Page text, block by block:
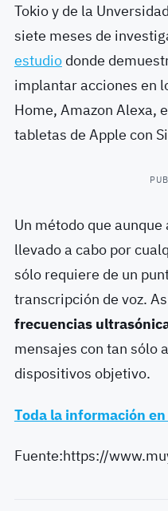
Tokio y de la
siete meses de
estudiodonde
implantar acciones en
Home, Amazon Alexa,
tabletas de Apple con
Un método que
llevado a cabo por
sólo requiere de un
transcripción de voz.
frecuencias
mensajes con tan sólo
dispositivos objetivo.
Toda la información en
Fuente:https://